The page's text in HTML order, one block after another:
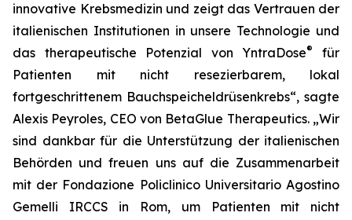
innovative Krebsmedizin und zeigt das Vertrauen der
italienischen Institutionen in unsere Technologie und
das therapeutische Potenzial von YntraDose®
für
Patienten mit nicht resezierbarem, lokal
fortgeschrittenem Bauchspeicheldrüsenkrebs“, sagte
Alexis Peyroles, CEO von BetaGlue Therapeutics. „Wir
sind dankbar für die Unterstützung der italienischen
Behörden und freuen uns auf die Zusammenarbeit
mit der Fondazione Policlinico Universitario Agostino
Gemelli IRCCS in Rom, um Patienten mit nicht